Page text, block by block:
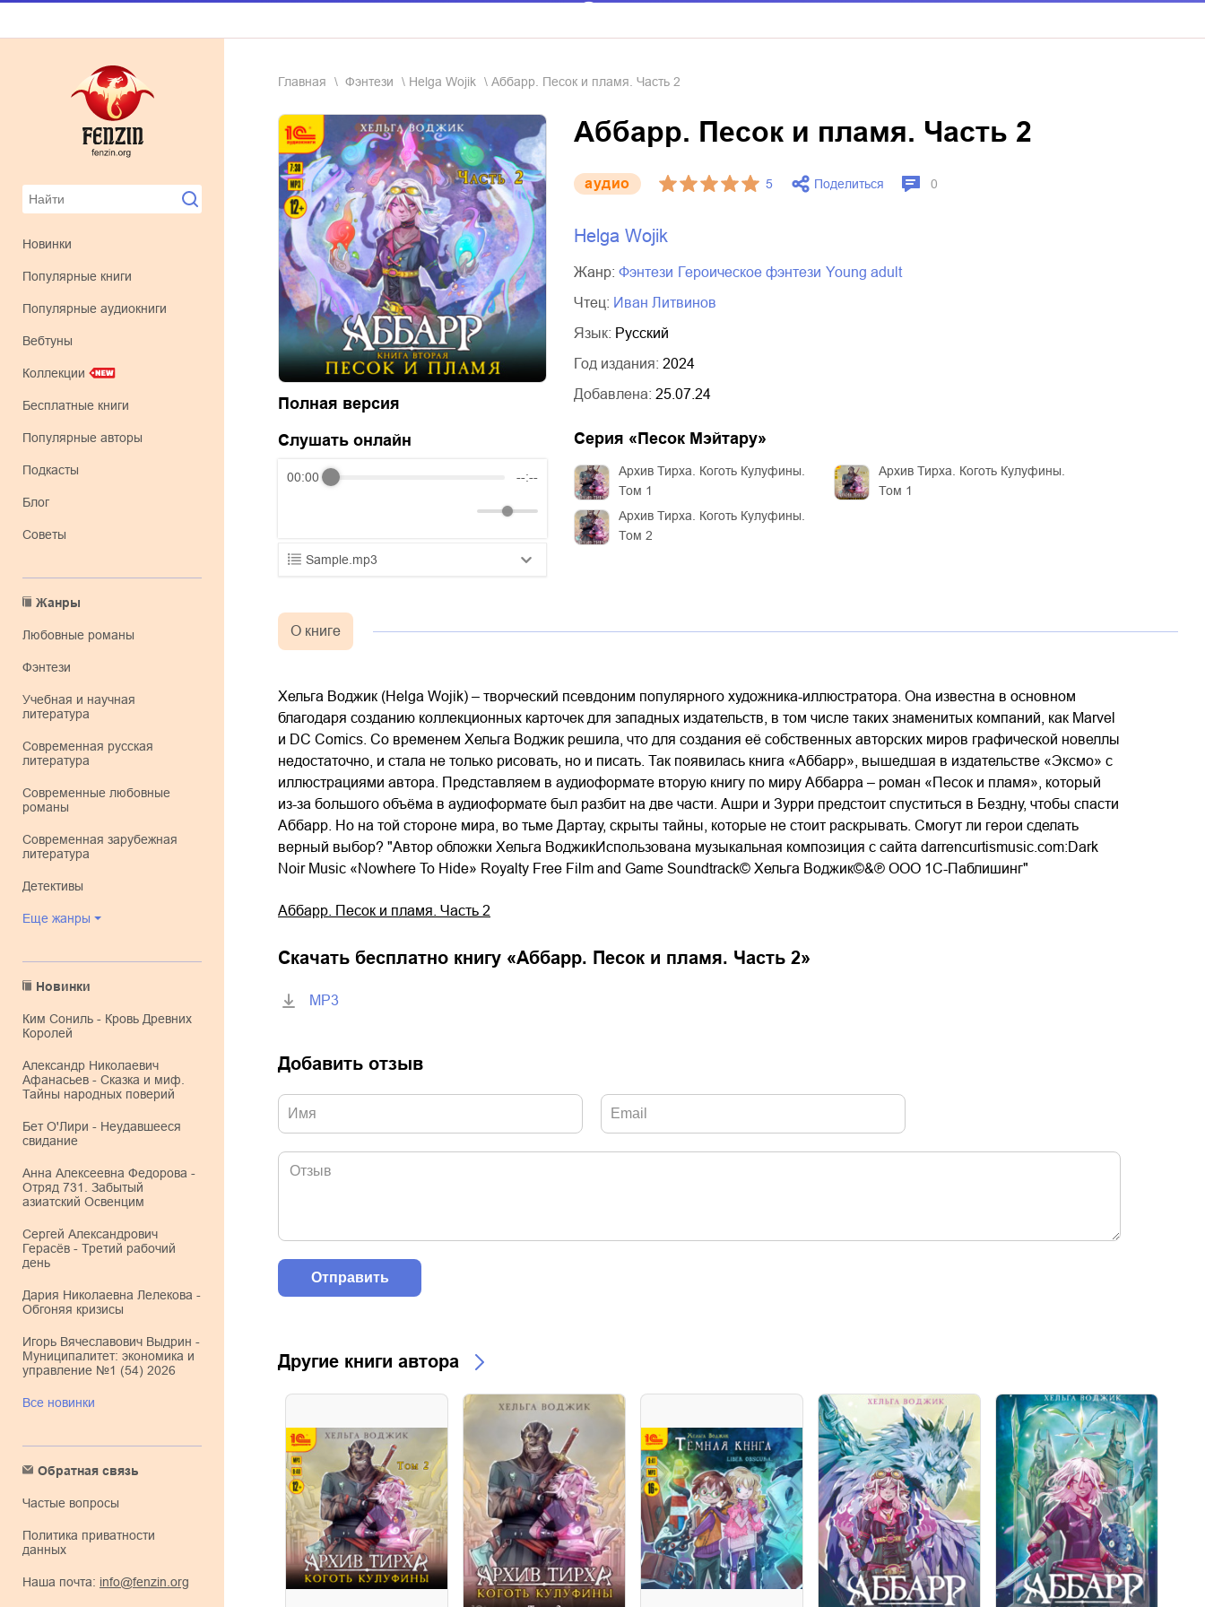
Новинки
Популярные книги
Популярные аудиокниги
Вебтуны
Коллекции
Бесплатные книги
Популярные авторы
Подкасты
Блог
Советы
Жанры
любовные романы
фэнтези
учебная и научная
литература
современная русская
литература
современные любовные
романы
современная зарубежная
литература
детективы
Еще жанры
Новинки
Ким Сониль - Кровь Древних
Королей
Александр Николаевич
Афанасьев - Сказка и миф.
Тайны народных поверий
Бет О'Лири - Неудавшееся
свидание
Анна Алексеевна Федорова -
Отряд 731. Забытый
азиатский Освенцим
Сергей Александрович
Герасёв - Третий рабочий
день
Дария Николаевна Лелекова -
Обгоняя кризисы
Игорь Вячеславович Выдрин -
Муниципалитет: экономика и
управление №1 (54) 2026
Все новинки
Обратная связь
Частые вопросы
Политика приватности
данных
Наша почта: info@fenzin.org
Главная фэнтези Helga Wojik Аббарр. Песок и пламя. Часть 2
Полная версия
Слушать онлайн
00:00 --:--
Sample.mp3
02.mp3
Аббарр. Песок и пламя. Часть 2
aудио 5 Поделиться 0
Helga Wojik
Жанр: фэнтези героическое фэнтези
young adult
Чтец:
Иван Литвинов
Язык: Русский
Год издания: 2024
Добавлена: 25.07.24
Серия « Песок Мэйтару»
Архив Тирха. Коготь Кулуфины.
Том 1
Архив Тирха. Коготь Кулуфины.
Том 1
Архив Тирха. Коготь Кулуфины.
Том 2
О книге
Хельга Воджик (Helga Wojik) – творческий псевдоним популярного художника-иллюстратора. Она известна в основном
благодаря созданию коллекционных карточек для западных издательств, в том числе таких знаменитых компаний, как Marvel
и DC Comics. Со временем Хельга Воджик решила, что для создания её собственных авторских миров графической новеллы
недостаточно, и стала не только рисовать, но и писать. Так появилась книга «Аббарр», вышедшая в издательстве «Эксмо» с
иллюстрациями автора. Представляем в аудиоформате вторую книгу по миру Аббарра – роман «Песок и пламя», который
из-за большого объёма в аудиоформате был разбит на две части. Ашри и Зурри предстоит спуститься в Бездну, чтобы спасти
Аббарр. Но на той стороне мира, во тьме Дартау, скрыты тайны, которые не стоит раскрывать. Смогут ли герои сделать
верный выбор? "Автор обложки Хельга ВоджикИспользована музыкальная композиция с сайта darrencurtismusic.com:Dark
Noir Music «Nowhere To Hide» Royalty Free Film and Game Soundtrack© Хельга Воджик©&℗ ООО 1С-Паблишинг"
Аббарр. Песок и пламя. Часть 2
Скачать бесплатно книгу «Аббарр. Песок и пламя. Часть 2»
MP3
Добавить отзыв
Другие книги автора